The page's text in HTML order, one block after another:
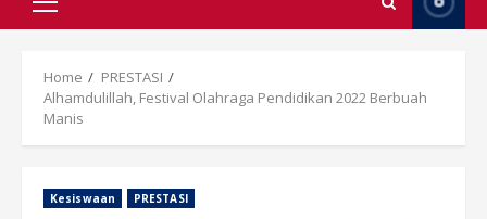
Primary
Menu
Home
PRESTASI
Alhamdulillah, Festival Olahraga Pendidikan 2022 Berbuah
Manis
Kesiswaan PRESTASI